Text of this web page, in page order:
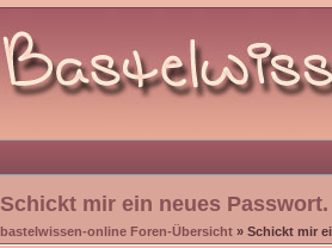
Schickt mir ein neues Passwort.
bastelwissen-online Foren-Übersicht » Schickt mir